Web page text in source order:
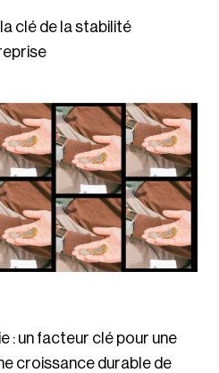
clé de la stabilité
: un facteur clé pour une
croissance durable de